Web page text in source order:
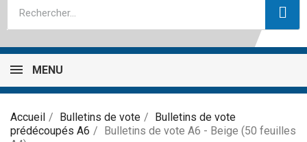
MENU
Accueil Bulletins de vote
Bulletins de vote
prédécoupés A6
Bulletins de vote A6 - Beige (50 feuilles